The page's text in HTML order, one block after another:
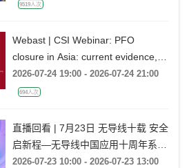
9519人次
Webast | CSI Webinar: PFO
closure in Asia: current evidence,
emerging indications and future
directions
2026-07-24 19:00 - 2026-07-24 21:00
694人次
直播回看 | 7月23日 无导线十载 安全
启新程—无导线中国应用十周年系列
活动
2026-07-23 10:00 - 2026-07-23 13:00